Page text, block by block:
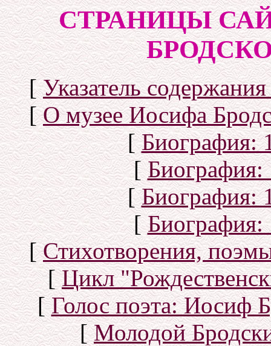
СТРАНИЦЫ
[Указатель
[О музее Иосифа
[Биография:
[Биография:
[Биография:
[Биография:
[Стихотворения,
[Цикл
[Голос поэта: Иосиф
[Молодой